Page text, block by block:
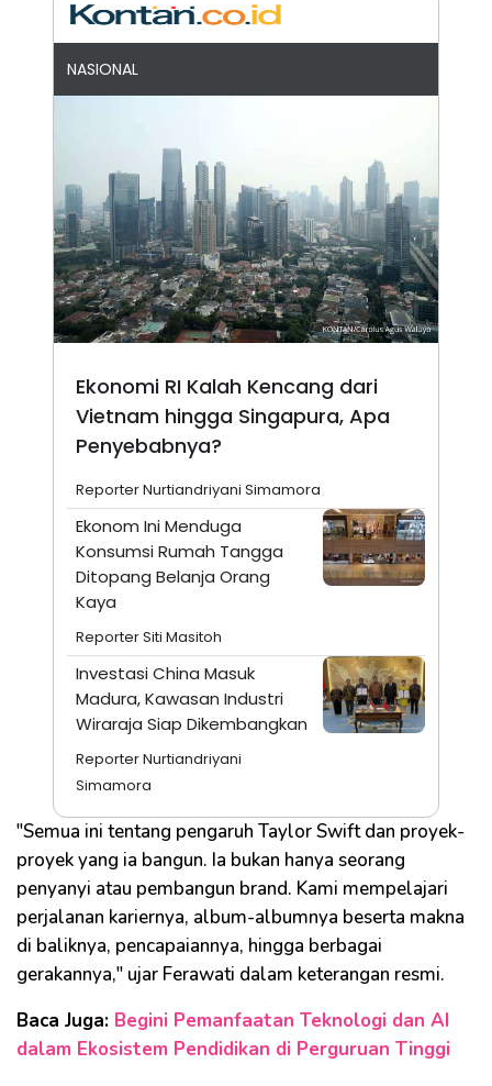
NASIONAL
Ekonomi RI Kalah Kencang dari
Vietnam hingga Singapura, Apa
Penyebabnya?
Reporter Nurtiandriyani Simamora
Ekonom Ini Menduga
Konsumsi Rumah Tangga
Ditopang Belanja Orang
Kaya
Reporter Siti Masitoh
Investasi China Masuk
Madura, Kawasan Industri
Wiraraja Siap Dikembangkan
Reporter Nurtiandriyani
Simamora
"Semua ini tentang pengaruh Taylor Swift dan proyek-
proyek yang ia bangun. Ia bukan hanya seorang
penyanyi atau pembangun brand. Kami mempelajari
perjalanan kariernya, album-albumnya beserta makna
di baliknya, pencapaiannya, hingga berbagai
gerakannya," ujar Ferawati dalam keterangan resmi.
Baca Juga: Begini Pemanfaatan Teknologi dan AI
dalam Ekosistem Pendidikan di Perguruan Tinggi